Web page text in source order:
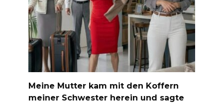
Meine Mutter kam mit den Koffern
meiner Schwester herein und sagte